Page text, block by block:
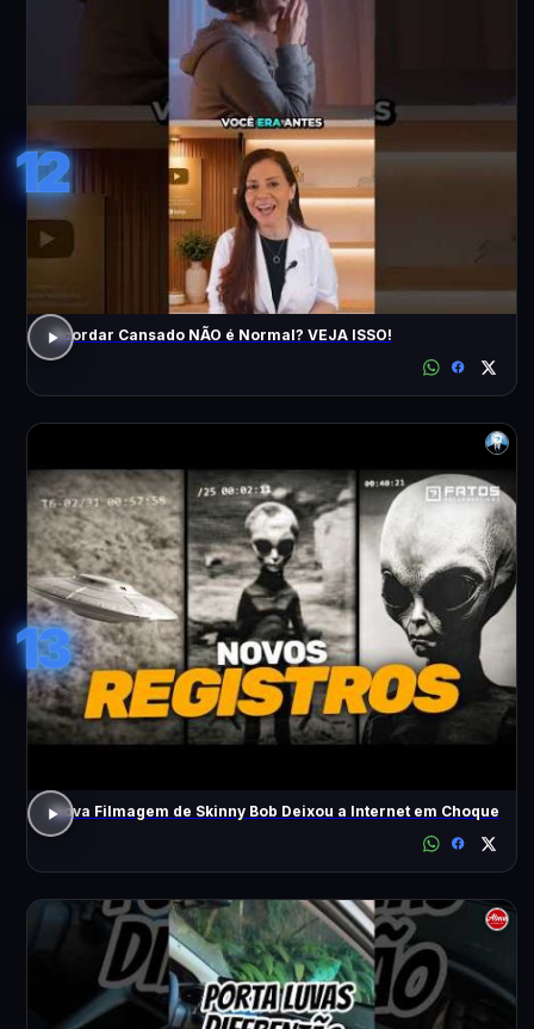
12
Acordar Cansado NÃO é Normal? VEJA ISSO!
13
Nova Filmagem de Skinny Bob Deixou a Internet em Choque